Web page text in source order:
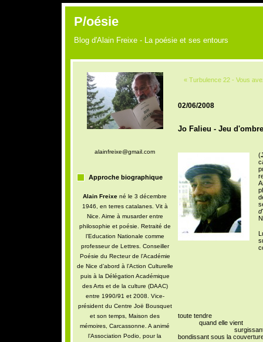
P/oésie
Blog d'Alain Freixe - La poésie et ses entours
alainfreixe@gmail.com
Approche biographique
Alain Freixe né le 3 décembre
1946, en terres catalanes. Vit à
Nice. Aime à musarder entre
philosophie et poésie. Retraité de
l’Education Nationale comme
professeur de Lettres. Conseiller
Poésie du Recteur de l’Académie
de Nice d’abord à l’Action Culturelle
puis à la Délégation Académique
des Arts et de la culture (DAAC)
entre 1990/91 et 2008. Vice-
président du Centre Joë Bousquet
et son temps, Maison des
mémoires, Carcassonne. A animé
l’Association Podio, pour la
« Turbulence 22 - Vous
02/06/2008
Jo Falieu - Jeu
(
toute tendre
quand elle vient
surgissant d'un
bondissant sous la